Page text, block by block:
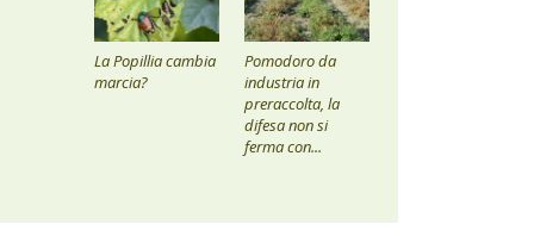
La Popillia cambia
marcia?
Pomodoro da
industria in
preraccolta, la
difesa non si
ferma con...